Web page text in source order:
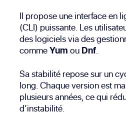
Il propose une interface en
(CLI) puissante. Les
des logiciels via des
commeYum ou Dnf.
Sa stabilité repose sur un
long. Chaque version est
plusieurs années, ce qui
d’instabilité.